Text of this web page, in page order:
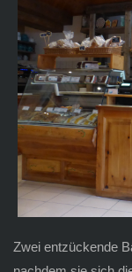
Zwei entzückende